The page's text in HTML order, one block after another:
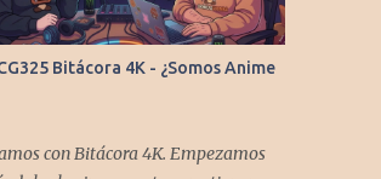
Bitácora 4K - ¿Somos Anime
con Bitácora 4K. Empezamos